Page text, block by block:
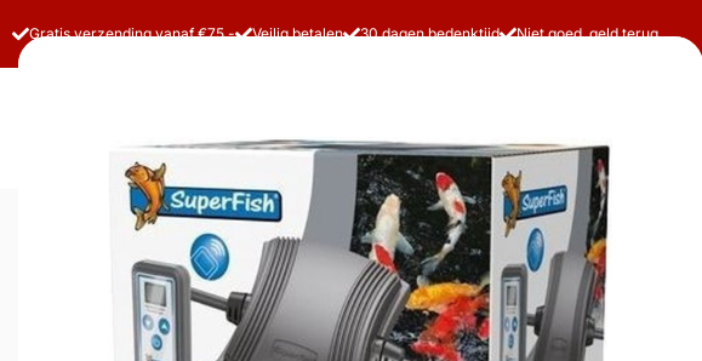
Gratis verzending vanaf €75,- Veilig betalen 30 dagen bedenktijd Niet goed, geld terug